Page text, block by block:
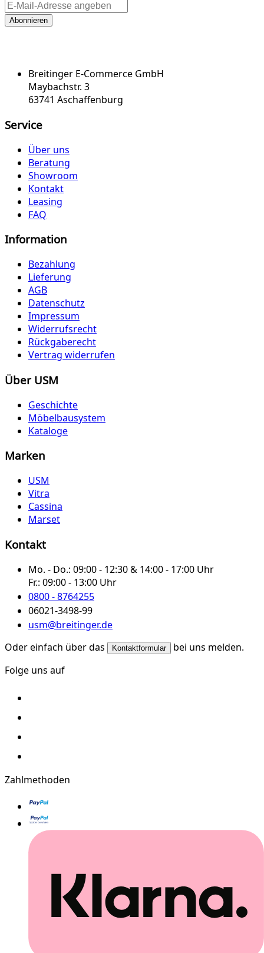
Abonnieren
Breitinger E-Commerce GmbH
Maybachstr. 3
63741 Aschaffenburg
Service
Über uns
Beratung
Showroom
Kontakt
Leasing
FAQ
Information
Bezahlung
Lieferung
AGB
Datenschutz
Impressum
Widerrufsrecht
Rückgaberecht
Vertrag widerrufen
Über USM
Geschichte
Möbelbausystem
Kataloge
Marken
USM
Vitra
Cassina
Marset
Kontakt
Mo. - Do.: 09:00 - 12:30 & 14:00 - 17:00 Uhr
Fr.: 09:00 - 13:00 Uhr
0800 - 8764255
06021-3498-99
usm@breitinger.de
Oder einfach über das
Kontaktformular
bei uns melden.
Folge uns auf
Zahlmethoden